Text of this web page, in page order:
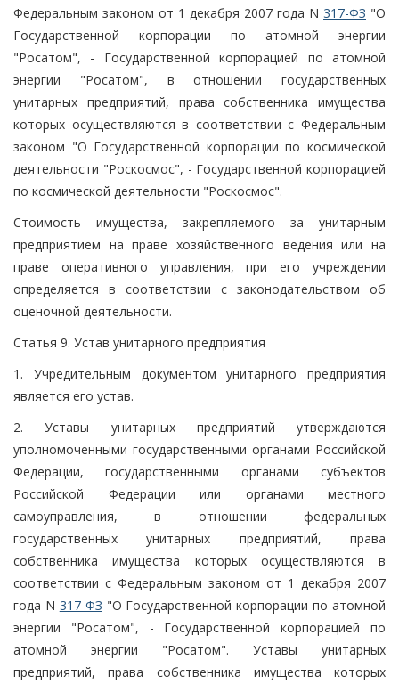
Федеральным законом от 1 декабря 2007 года N 317-ФЗ "О
Государственной корпорации по атомной энергии
"Росатом", - Государственной корпорацией по атомной
энергии "Росатом", в отношении государственных
унитарных предприятий, права собственника имущества
которых осуществляются в соответствии с Федеральным
законом "О Государственной корпорации по космической
деятельности "Роскосмос", - Государственной корпорацией
по космической деятельности "Роскосмос".
Стоимость имущества, закрепляемого за унитарным
предприятием на праве хозяйственного ведения или на
праве оперативного управления, при его учреждении
определяется в соответствии с законодательством об
оценочной деятельности.
Статья 9. Устав унитарного предприятия
1. Учредительным документом унитарного предприятия
является его устав.
2. Уставы унитарных предприятий утверждаются
уполномоченными государственными органами Российской
Федерации, государственными органами субъектов
Российской Федерации или органами местного
самоуправления, в отношении федеральных
государственных унитарных предприятий, права
собственника имущества которых осуществляются в
соответствии с Федеральным законом от 1 декабря 2007
года N 317-ФЗ "О Государственной корпорации по атомной
энергии "Росатом", - Государственной корпорацией по
атомной энергии "Росатом". Уставы унитарных
предприятий, права собственника имущества которых